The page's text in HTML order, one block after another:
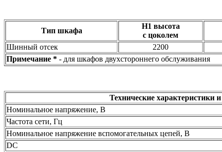
Тип шкафа
H1 высота
с цоколем
Шинный отсек
2200
Примечание * - для шкафов двухстороннего обслуживания
Технические
Номинальное напряжение, В
Частота сети, Гц
Номинальное напряжение вспомогательных цепей, В
DC